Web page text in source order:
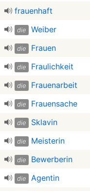
frauenhaft
die Weiber
die Frauen
die Fraulichkeit
die Frauenarbeit
die Frauensache
die Sklavin
die Meisterin
die Bewerberin
die Agentin